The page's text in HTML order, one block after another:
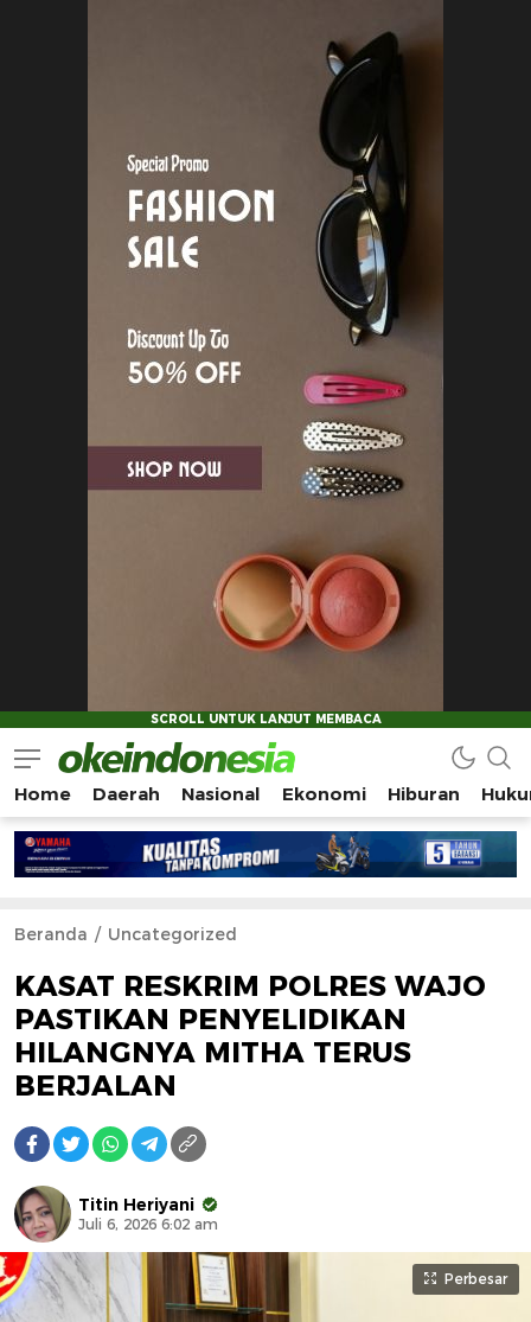
Okeindonesia.Online
Mengonlinekan Indonesia Secara Utuh
Home Daerah Nasional Ekonomi Hiburan
Beranda Uncategorized
KASAT RESKRIM POLRES WAJO
PASTIKAN PENYELIDIKAN
HILANGNYA MITHA TERUS
BERJALAN
Titin Heriyani
Juli 6, 2026 6:02 am
Perbesar